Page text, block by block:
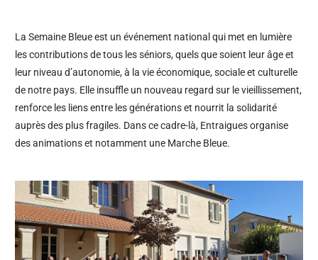
La Semaine Bleue est un événement national qui met en lumière
les contributions de tous les séniors, quels que soient leur âge et
leur niveau d’autonomie, à la vie économique, sociale et culturelle
de notre pays. Elle insuffle un nouveau regard sur le vieillissement,
renforce les liens entre les générations et nourrit la solidarité
auprès des plus fragiles. Dans ce cadre-là, Entraigues organise
des animations et notamment une Marche Bleue.